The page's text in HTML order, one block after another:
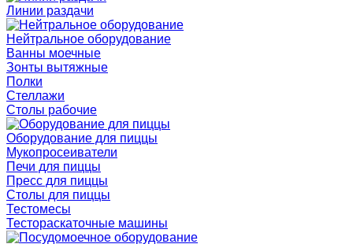
Линии раздачи
Нейтральное оборудование
Ванны моечные
Зонты вытяжные
Полки
Стеллажи
Столы рабочие
Оборудование для пиццы
Мукопросеиватели
Печи для пиццы
Пресс для пиццы
Столы для пиццы
Тестомесы
Тестораскаточные машины